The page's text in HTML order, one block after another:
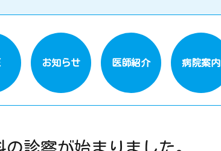
お知らせ 医師紹介 病院案内
の診察が始まりました。